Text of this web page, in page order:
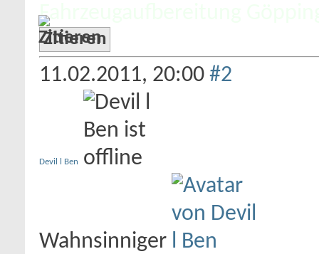
Fahrzeugaufbereitung
Zitieren
11.02.2011, 20:00 #2
Devil l Ben
Wahnsinniger